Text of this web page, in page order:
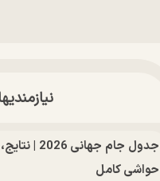
جدول جام
حواشی کامل